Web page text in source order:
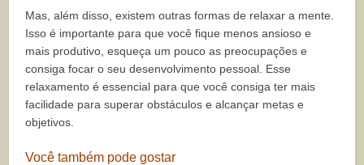
Mas, além disso, existem outras formas de relaxar a mente.
Isso é importante para que você fique menos ansioso e
mais produtivo, esqueça um pouco as preocupações e
consiga focar o seu desenvolvimento pessoal. Esse
relaxamento é essencial para que você consiga ter mais
facilidade para superar obstáculos e alcançar metas e
objetivos.
Você também pode gostar